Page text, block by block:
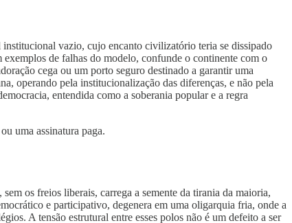
vazio, cujo encanto civilizatório teria se dissipado
de falhas do modelo, confunde o continente com o
cega ou um porto seguro destinado a garantir uma
operando pela institucionalização das diferenças, e não pela
entendida como a soberania popular e a regra
uma assinatura paga.
os freios liberais, carrega a semente da tirania da maioria,
e participativo, degenera em uma oligarquia fria, onde a
A tensão estrutural entre esses polos não é um defeito a ser